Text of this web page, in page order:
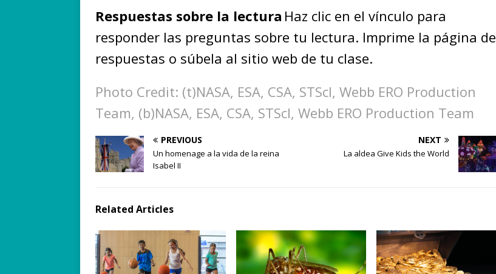
Respuestas sobre la lectura Haz clic en el vínculo para
responder las preguntas sobre tu lectura. Imprime la página de
respuestas o súbela al sitio web de tu clase.
Photo Credit: (t)NASA, ESA, CSA, STScI, Webb ERO Production
Team, (b)NASA, ESA, CSA, STScI, Webb ERO Production Team
PREVIOUS
Un homenage a la vida de la reina
Isabel II
NEXT
La aldea Give Kids the World
Related Articles